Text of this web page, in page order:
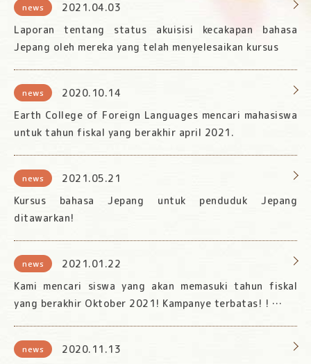
news
2021.04.03
Laporan tentang status akuisisi kecakapan bahasa
Jepang oleh mereka yang telah menyelesaikan kursus
news
2020.10.14
Earth College of Foreign Languages mencari mahasiswa
untuk tahun fiskal yang berakhir april 2021.
news
2021.05.21
Kursus bahasa Jepang untuk penduduk Jepang
ditawarkan!
news
2021.01.22
Kami mencari siswa yang akan memasuki tahun fiskal
yang berakhir Oktober 2021! Kampanye terbatas! ! …
news
2020.11.13